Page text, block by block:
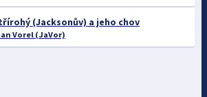
(Jacksonův) a jeho chov
Vorel (JaVor)